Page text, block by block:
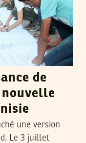
de
une version
Le 3 juillet